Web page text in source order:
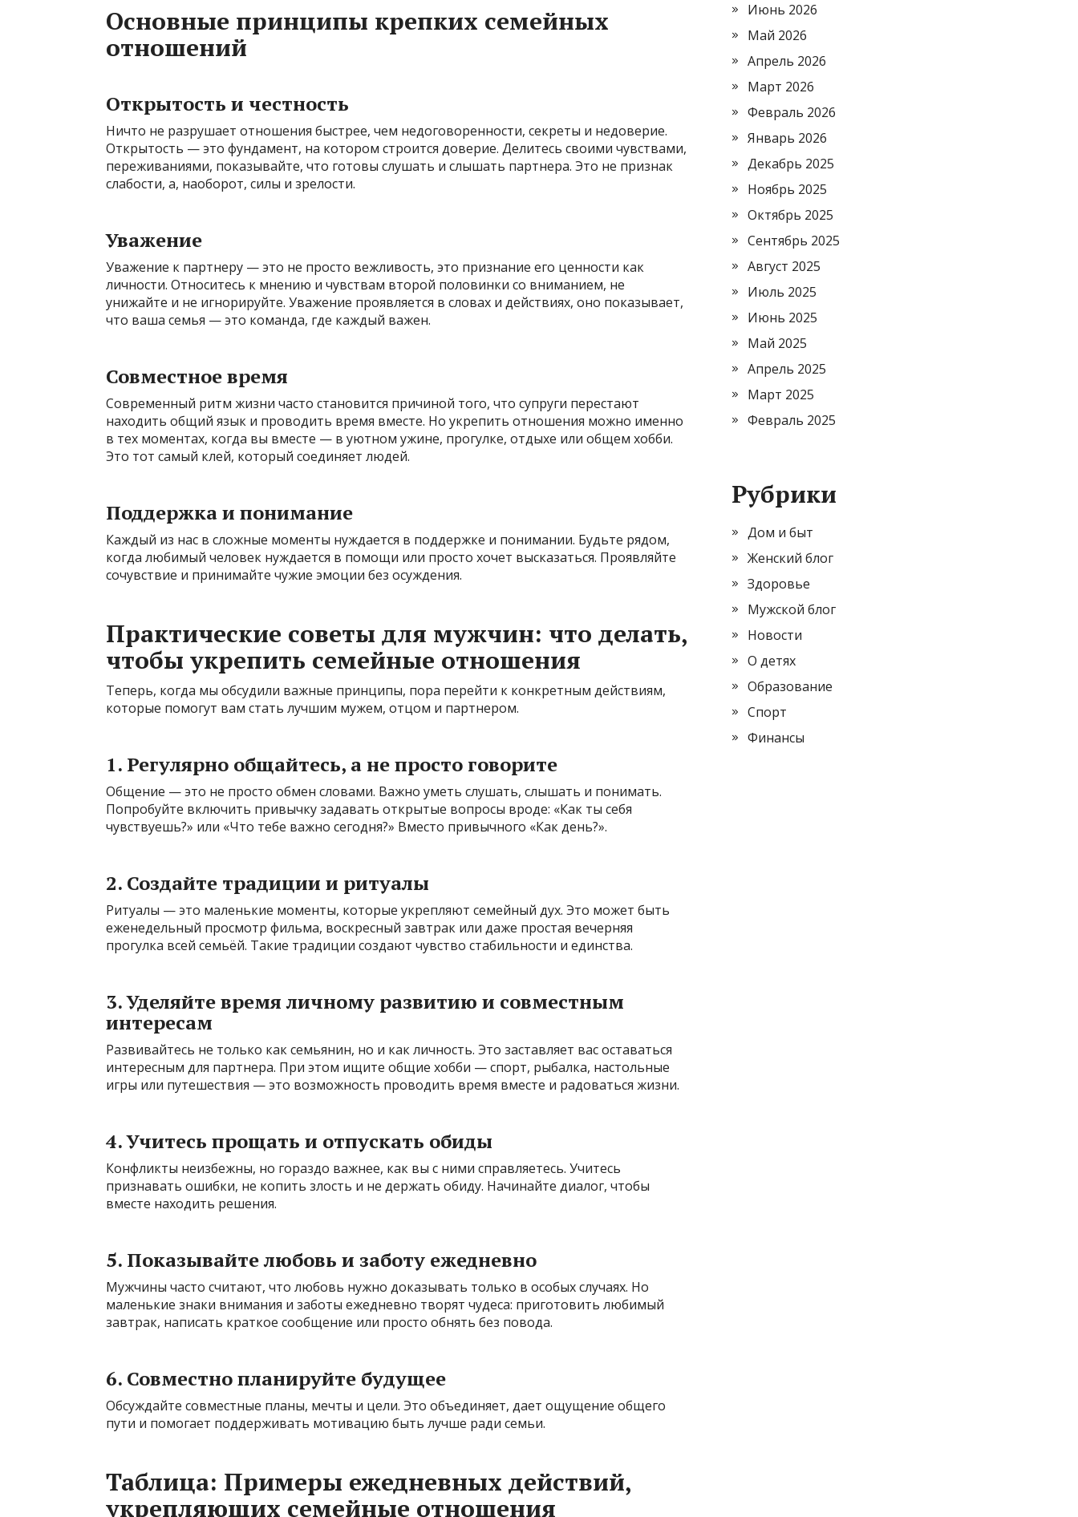
Основные принципы крепких семейных
отношений
Открытость и честность
Ничто не разрушает отношения быстрее, чем недоговоренности, секреты и недоверие.
Открытость — это фундамент, на котором строится доверие. Делитесь своими чувствами,
переживаниями, показывайте, что готовы слушать и слышать партнера. Это не признак
слабости, а, наоборот, силы и зрелости.
Уважение
Уважение к партнеру — это не просто вежливость, это признание его ценности как
личности. Относитесь к мнению и чувствам второй половинки со вниманием, не
унижайте и не игнорируйте. Уважение проявляется в словах и действиях, оно показывает,
что ваша семья — это команда, где каждый важен.
Совместное время
Современный ритм жизни часто становится причиной того, что супруги перестают
находить общий язык и проводить время вместе. Но укрепить отношения можно именно
в тех моментах, когда вы вместе — в уютном ужине, прогулке, отдыхе или общем хобби.
Это тот самый клей, который соединяет людей.
Поддержка и понимание
Каждый из нас в сложные моменты нуждается в поддержке и понимании. Будьте рядом,
когда любимый человек нуждается в помощи или просто хочет высказаться. Проявляйте
сочувствие и принимайте чужие эмоции без осуждения.
Практические советы для мужчин: что делать,
чтобы укрепить семейные отношения
Теперь, когда мы обсудили важные принципы, пора перейти к конкретным действиям,
которые помогут вам стать лучшим мужем, отцом и партнером.
1. Регулярно общайтесь, а не просто говорите
Общение — это не просто обмен словами. Важно уметь слушать, слышать и понимать.
Попробуйте включить привычку задавать открытые вопросы вроде: «Как ты себя
чувствуешь?» или «Что тебе важно сегодня?» Вместо привычного «Как день?».
2. Создайте традиции и ритуалы
Ритуалы — это маленькие моменты, которые укрепляют семейный дух. Это может быть
еженедельный просмотр фильма, воскресный завтрак или даже простая вечерняя
прогулка всей семьёй. Такие традиции создают чувство стабильности и единства.
3. Уделяйте время личному развитию и совместным
интересам
Развивайтесь не только как семьянин, но и как личность. Это заставляет вас оставаться
интересным для партнера. При этом ищите общие хобби — спорт, рыбалка, настольные
игры или путешествия — это возможность проводить время вместе и радоваться жизни.
4. Учитесь прощать и отпускать обиды
Конфликты неизбежны, но гораздо важнее, как вы с ними справляетесь. Учитесь
признавать ошибки, не копить злость и не держать обиду. Начинайте диалог, чтобы
вместе находить решения.
5. Показывайте любовь и заботу ежедневно
Мужчины часто считают, что любовь нужно доказывать только в особых случаях. Но
маленькие знаки внимания и заботы ежедневно творят чудеса: приготовить любимый
завтрак, написать краткое сообщение или просто обнять без повода.
6. Совместно планируйте будущее
Обсуждайте совместные планы, мечты и цели. Это объединяет, дает ощущение общего
пути и помогает поддерживать мотивацию быть лучше ради семьи.
Таблица: Примеры ежедневных действий,
укрепляющих семейные отношения
Июнь 2026
Май 2026
Апрель 2026
Март 2026
Февраль 2026
Январь 2026
Декабрь 2025
Ноябрь 2025
Октябрь 2025
Сентябрь 2025
Август 2025
Июль 2025
Июнь 2025
Май 2025
Апрель 2025
Март 2025
Февраль 2025
Рубрики
Дом и быт
Женский блог
Здоровье
Мужской блог
Новости
О детях
Образование
Спорт
Финансы